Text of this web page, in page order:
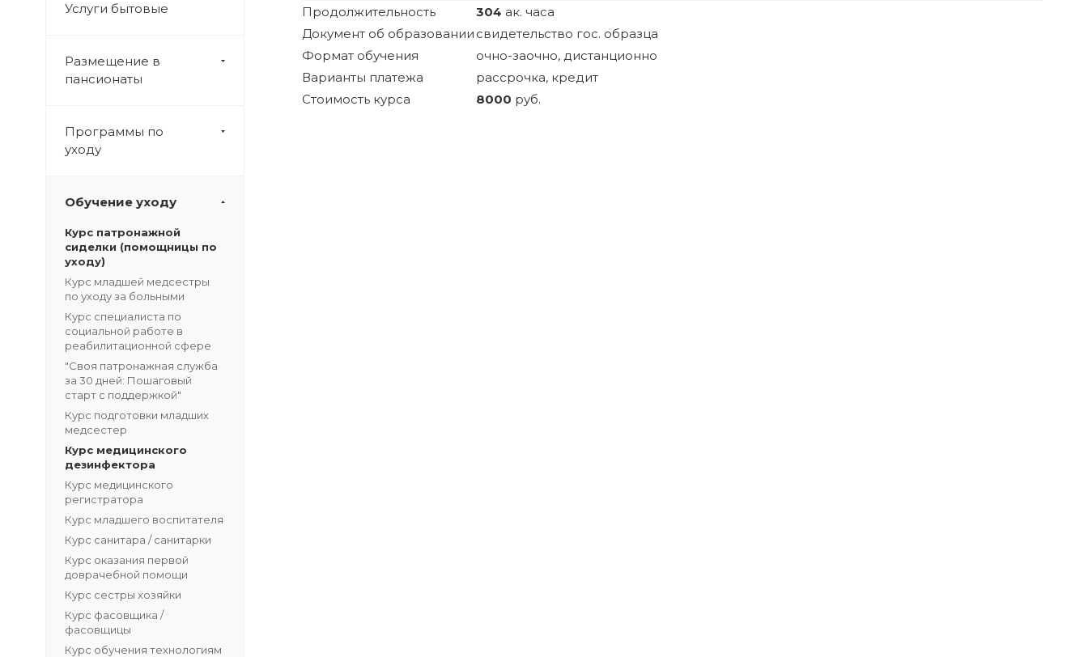
Услуги бытовые
Размещение в
пансионаты
Программы по
уходу
Обучение уходу
Курс патронажной
сиделки (помощницы по
уходу)
Курс младшей медсестры
по уходу за больными
Курс специалиста по
социальной работе в
реабилитационной сфере
"Своя патронажная служба
за 30 дней: Пошаговый
старт с поддержкой"
Курс подготовки младших
медсестер
Курс медицинского
дезинфектора
Курс медицинского
регистратора
Курс младшего воспитателя
Курс санитара / санитарки
Курс оказания первой
доврачебной помощи
Курс сестры хозяйки
Курс фасовщика /
фасовщицы
Курс обучения технологиям
Продолжительность 304 ак. часа
Документ об образовании свидетельство гос. образца
Формат обучения
очно-заочно, дистанционно
Варианты платежа
рассрочка, кредит
Стоимость курса
8000 руб.